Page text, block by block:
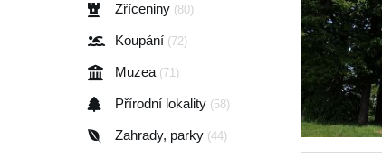
Zříceniny (80)
Koupání (72)
Muzea (71)
Přírodní lokality (58)
Zahrady, parky (44)